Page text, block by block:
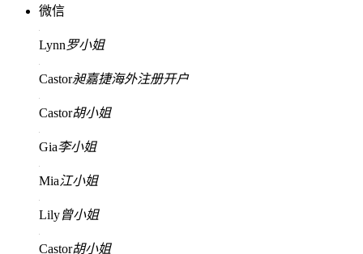
微信
Lynn罗小姐
Castor昶嘉捷海外注册开户
Castor胡小姐
Gia李小姐
Mia江小姐
Lily曾小姐
Castor胡小姐